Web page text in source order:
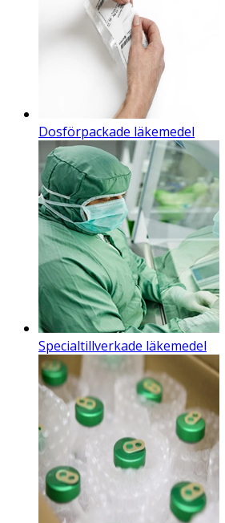
Dosförpackade läkemedel
Specialtillverkade läkemedel